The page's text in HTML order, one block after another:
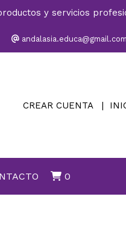
y servicios
andalasia.educa@gmail.com
CREAR CUENTA
0